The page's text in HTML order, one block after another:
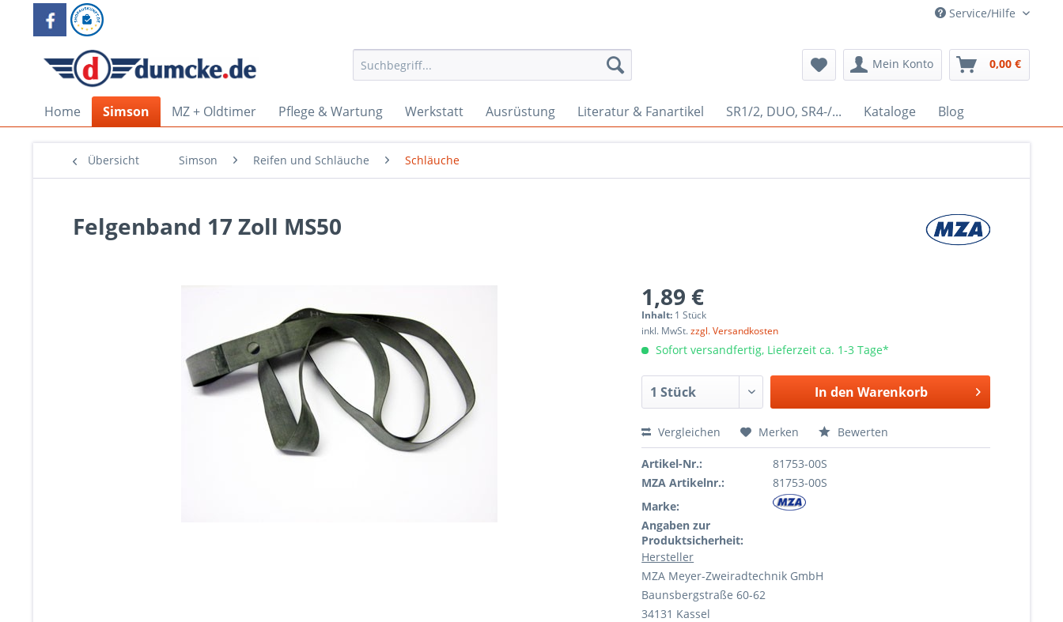
Service/Hilfe
Mein Konto 0,00 €
Home Simson MZ + Oldtimer Pflege & Wartung Werkstatt Ausrüstung Literatur & Fanartikel SR1/2, DUO, SR4-/... Kataloge Blog
Übersicht Simson Reifen und Schläuche Schläuche
Felgenband 17 Zoll MS50
1,89 €
Inhalt: 1 Stück
inkl. MwSt.zzgl. Versandkosten
Sofort versandfertig, Lieferzeit ca. 1-3 Tage*
In den Warenkorb
Vergleichen Merken Bewerten
Artikel-Nr.:
81753-00S
MZA Artikelnr.:
81753-00S
Marke:
Angaben zur
Produktsicherheit:
Hersteller
MZA Meyer-Zweiradtechnik GmbH
Baunsbergstraße 60-62
34131 Kassel